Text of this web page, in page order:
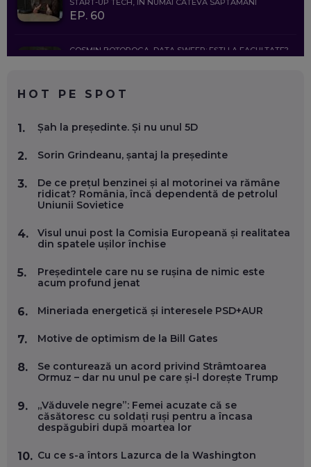
EP. 60
COSMIN BOȚOROGA, DATA SWEEP: EȘTI LA FACULTATE?
FOLOSEȘTI TEHNOLOGIA CA SĂ FII MAI BUN LA JOB. ȘI CUM
EP. 58
MARIUS PAȘCULEA, COFONDATOR AL KULTH: CUM
FOLOSEȘTI TEHNOLOGIA CA SĂ ÎȚI DESCHIZI DRUMUL
EP. 57
EFICIENT VIAȚA ONLINE. ȘI CARE SUNT PRIMII PAȘI ÎNTR-O
CARIERĂ DE „HACKER CU PERMIS”
DOINA VÎLCEANU, CONTENTSPEED: VREI SUCCES ONLINE?
ÎNVAȚĂ AEO ȘI GEO!
EP. 55
OLIVIU MATEI, HOLISUN: SOFTWARE DE LA CLUJ PENTRU
WASHINGTON, OCHELARI INTELIGENȚI ȘI FERME
VERTICALE FĂRĂ PĂMÂNT
EP. 54
HOT PE SPOT
1. Șah la președinte. Și nu unul 5D
2. Sorin Grindeanu, șantaj la președinte
3.
De ce prețul benzinei și al motorinei va rămâne
ridicat? România, încă dependentă de petrolul
Uniunii Sovietice
4.
Visul unui post la Comisia Europeană și realitatea
din spatele ușilor închise
5.
Președintele care nu se rușina de nimic este
acum profund jenat
6. Mineriada energetică și interesele PSD+AUR
7. Motive de optimism de la Bill Gates
8.
Se conturează un acord privind Strâmtoarea
Ormuz – dar nu unul pe care și-l dorește Trump
9.
„Văduvele negre”: Femei acuzate că se
căsătoresc cu soldați ruși pentru a încasa
despăgubiri după moartea lor
10. Cu ce s-a întors Lazurca de la Washington